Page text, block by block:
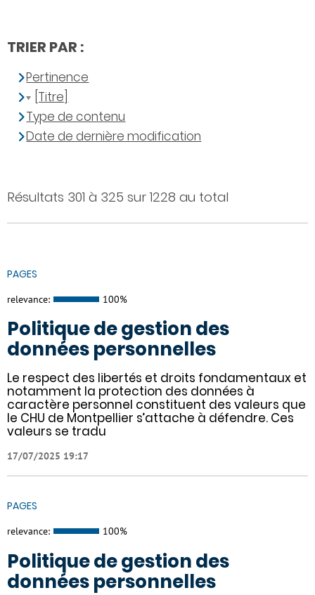
Résultats 301 à 325 sur 1228 au total
PAGES
relevance: 100%
Politique de gestion des
données personnelles
Le respect des libertés et droits fondamentaux et
notamment la protection des données à
caractère personnel constituent des valeurs que
le CHU de Montpellier s’attache à défendre. Ces
valeurs se tradu
17/07/2025 19:17
PAGES
relevance: 100%
Politique de gestion des
données personnelles
TRIER PAR :
Pertinence
[Titre]
Type de contenu
Date de dernière modification